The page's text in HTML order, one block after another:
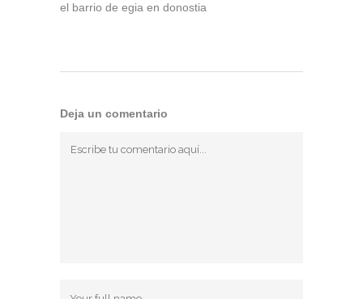
el barrio de egia en donostia
Deja un comentario